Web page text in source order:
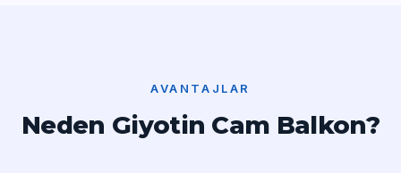
AVANTAJLAR
Neden Giyotin Cam Balkon?